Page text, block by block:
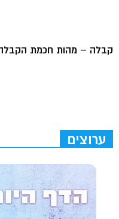
קבלה – מהות חכמת
ערוצים